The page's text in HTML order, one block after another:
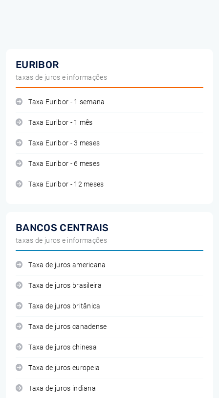
EURIBOR
taxas de juros e informações
Taxa Euribor - 1 semana
Taxa Euribor - 1 mês
Taxa Euribor - 3 meses
Taxa Euribor - 6 meses
Taxa Euribor - 12 meses
BANCOS CENTRAIS
taxas de juros e informações
Taxa de juros americana
Taxa de juros brasileira
Taxa de juros britânica
Taxa de juros canadense
Taxa de juros chinesa
Taxa de juros europeia
Taxa de juros indiana